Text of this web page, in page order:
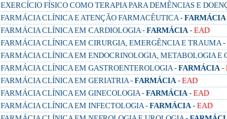
EXERCÍCIO FÍSICO COMO TERAPIA PARA DEMÊNCIAS E
FARMÁCIA CLÍNICA E ATENÇÃO FARMACÊUTICA - FARMÁCIA
FARMÁCIA CLÍNICA EM CARDIOLOGIA - FARMÁCIA- EAD
FARMÁCIA CLÍNICA EM CIRURGIA, EMERGÊNCIA E TRAUMA -
FARMÁCIA CLÍNICA EM ENDOCRINOLOGIA, METABOLOGIA E
FARMÁCIA CLÍNICA EM GASTROENTEROLOGIA - FARMÁCIA-
FARMÁCIA CLÍNICA EM GERIATRIA - FARMÁCIA- EAD
FARMÁCIA CLÍNICA EM GINECOLOGIA - FARMÁCIA- EAD
FARMÁCIA CLÍNICA EM INFECTOLOGIA - FARMÁCIA- EAD